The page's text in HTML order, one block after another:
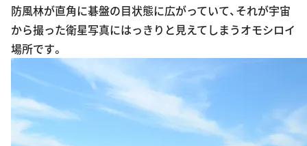
防風林が直角に碁盤の目状態に広がっていて、それが宇宙
から撮った衛星写真にはっきりと見えてしまうオモシロイ
場所です。